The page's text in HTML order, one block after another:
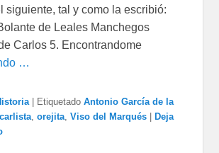
siguiente, tal y como la escribió:
de Leales Manchegos
Carlos 5. Encontrandome
…
Etiquetado Antonio García de la
,orejita,Viso del Marqués
Deja